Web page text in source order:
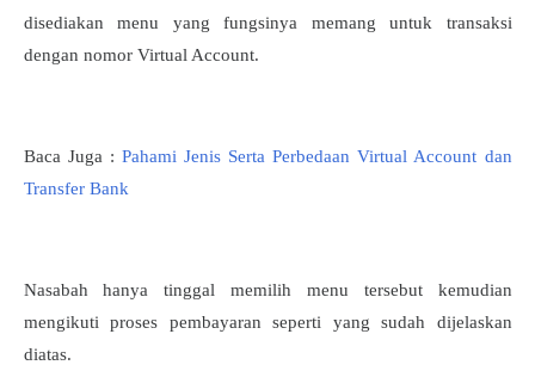
disediakan menu yang fungsinya memang untuk transaksi
dengan nomor Virtual Account.
Baca Juga : Pahami Jenis Serta Perbedaan Virtual Account dan
Transfer Bank
Nasabah hanya tinggal memilih menu tersebut kemudian
mengikuti proses pembayaran seperti yang sudah dijelaskan
diatas.